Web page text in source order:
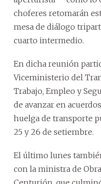
choferes retomarán
mesa de diálogo
cuarto intermedio.
En dicha reunión
Viceministerio del
Trabajo, Empleo y
de avanzar en
huelga de transporte
25 y 26 de setiembre.
El último lunes
con la ministra de